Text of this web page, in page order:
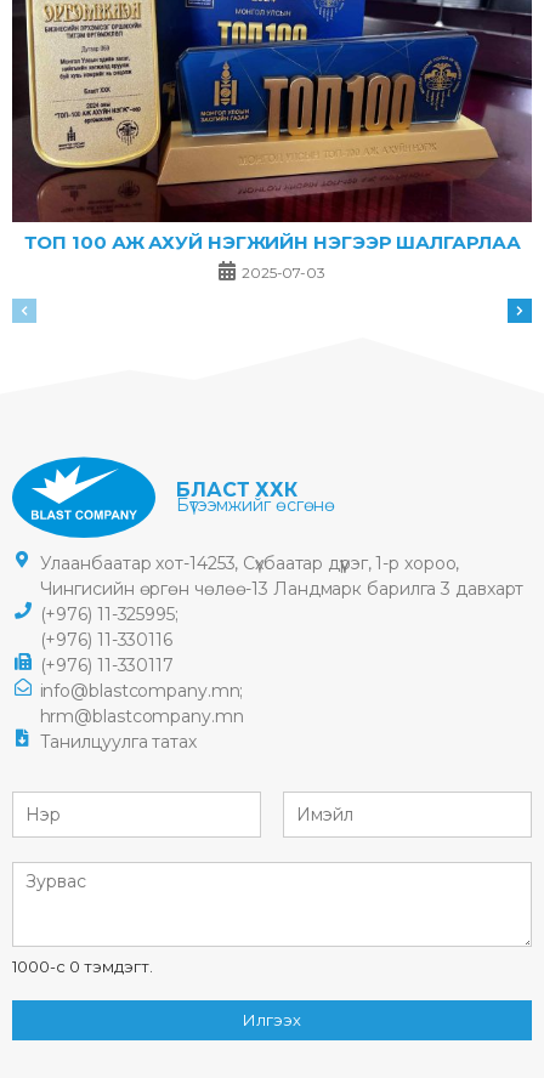
ТОП 100 АЖ АХУЙ НЭГЖИЙН НЭГЭЭР ШАЛГАРЛАА
2025-07-03
БЛАСТ ХХК
Бүтээмжийг өсгөнө
Улаанбаатар хот-14253, Сүхбаатар дүүрэг, 1-р хороо,
Чингисийн өргөн чөлөө-13 Ландмарк барилга 3 давхарт
(+976) 11-325995;
(+976) 11-330116
(+976) 11-330117
info@blastcompany.mn;
hrm@blastcompany.mn
Танилцуулга татах
1000-с 0 тэмдэгт.
Илгээх